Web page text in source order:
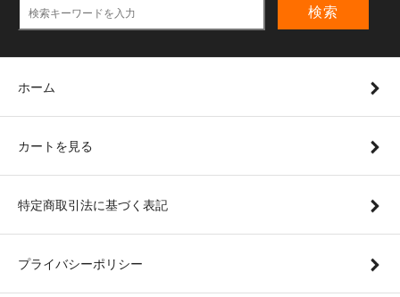
検索
ホーム
カートを見る
特定商取引法に基づく表記
プライバシーポリシー